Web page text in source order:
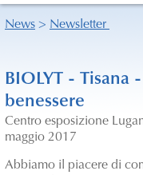
News > Newsletter
BIOLYT - Tisana
benessere
Centro esposizione
maggio 2017
Abbiamo il piacere di